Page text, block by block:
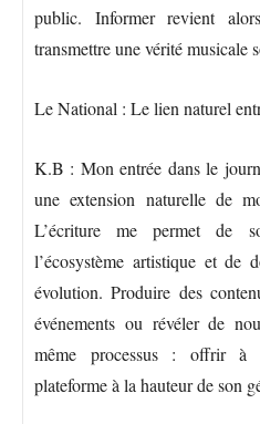
public. Informer revient
transmettre une vérité musicale
Le National : Le lien naturel
K.B : Mon entrée dans le
une extension naturelle de
L’écriture me permet de
l’écosystème artistique et de
évolution. Produire des
événements ou révéler de
même processus : offrir à
plateforme à la hauteur de son